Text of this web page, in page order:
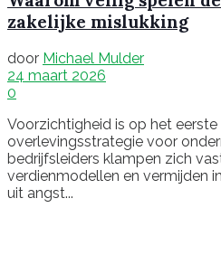
zakelijke mislukking
door Michael Mulder
24 maart 2026
0
Voorzichtigheid is op het
overlevingsstrategie voor
bedrijfsleiders klampen zich
verdienmodellen en vermijden
uit angst...